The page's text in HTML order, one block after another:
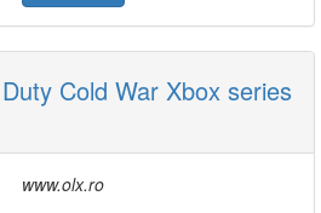
Cold War Xbox series
www.olx.ro